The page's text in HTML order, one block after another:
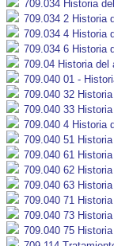
709.034 Historia
709.034 2 Historia
709.034 4 Historia
709.034 6 Historia
709.04 Historia del
709.040 01 -
709.040 32
709.040 33
709.040 4 Historia
709.040 51
709.040 61
709.040 62
709.040 63
709.040 71
709.040 73
709.040 75